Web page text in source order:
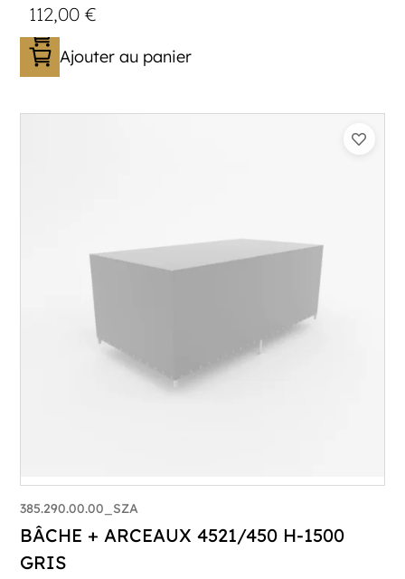
112,00€
Ajouter au panier
385.290.00.00_SZA
BÂCHE + ARCEAUX 4521/450 H-1500
GRIS